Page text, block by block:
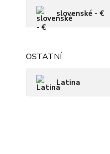
slovenské - €
OSTATNÍ
Latina